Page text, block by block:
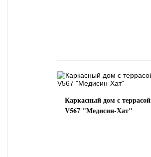
Каркасный дом с террасой
V567 "Медисин-Хат"